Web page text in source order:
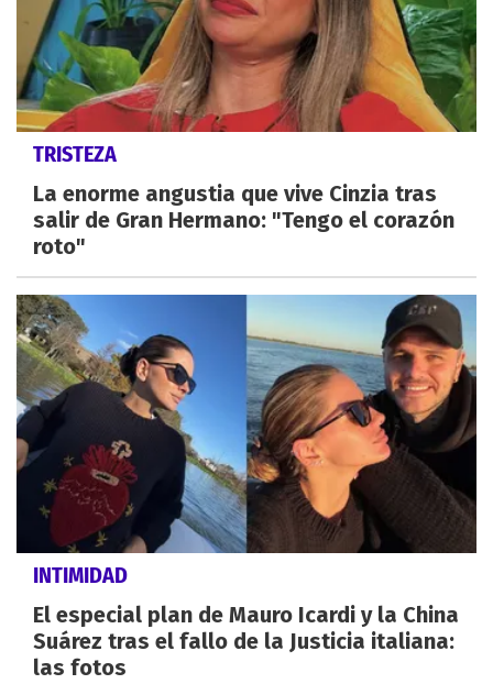
TRISTEZA
La enorme angustia que vive Cinzia tras
salir de Gran Hermano: "Tengo el corazón
roto"
INTIMIDAD
El especial plan de Mauro Icardi y la China
Suárez tras el fallo de la Justicia italiana:
las fotos